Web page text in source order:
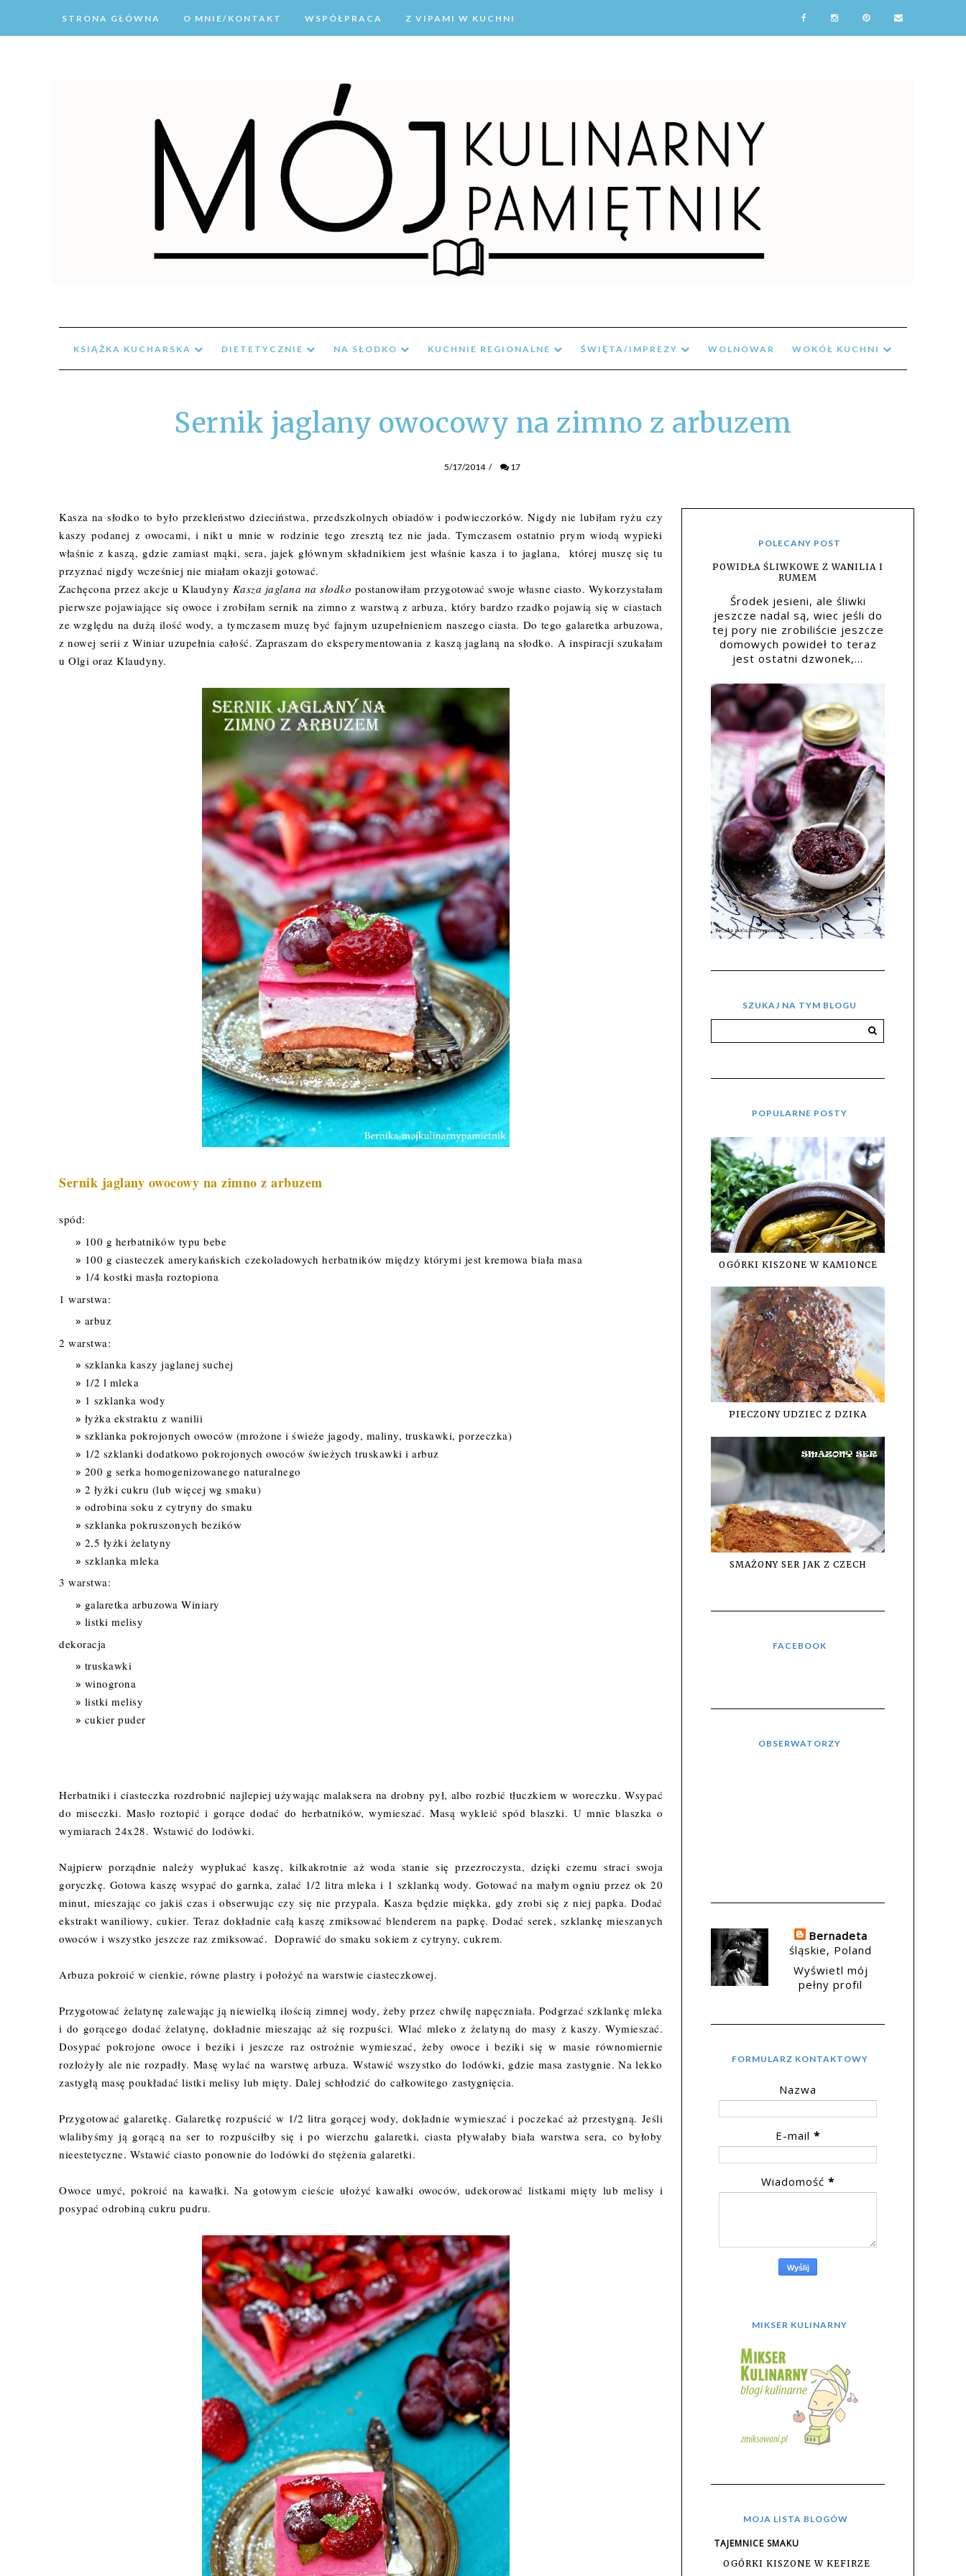
STRONA GŁÓWNA O MNIE/KONTAKT WSPÓŁPRACA Z VIPAMI W KUCHNI
KSIĄŻKA KUCHARSKA DIETETYCZNIE NA SŁODKO KUCHNIE REGIONALNE ŚWIĘTA/IMPREZY WOLNOWAR WOKÓŁ KUCHNI
Sernik jaglany owocowy na zimno z arbuzem
5/17/2014 / 17
Kasza na słodko to było przekleństwo dzieciństwa, przedszkolnych obiadów i podwieczorków. Nigdy nie lubiłam ryżu czy
kaszy podanej z owocami, i nikt u mnie w rodzinie tego zresztą tez nie jada. Tymczasem ostatnio prym wiodą wypieki
właśnie z kaszą, gdzie zamiast mąki, sera, jajek głównym składnikiem jest właśnie kasza i to jaglana, której muszę się tu
przyznać nigdy wcześniej nie miałam okazji gotować.
Zachęcona przez akcje u Klaudyny Kasza jaglana na słodko postanowiłam przygotować swoje własne ciasto. Wykorzystałam
pierwsze pojawiające się owoce i zrobiłam sernik na zimno z warstwą z arbuza, który bardzo rzadko pojawią się w ciastach
ze względu na dużą ilość wody, a tymczasem muzę być fajnym uzupełnieniem naszego ciasta. Do tego galaretka arbuzowa,
z nowej serii z Winiar uzupełnia całość. Zapraszam do eksperymentowania z kaszą jaglaną na słodko. A inspiracji szukałam
u Olgi oraz Klaudyny.
Sernik jaglany owocowy na zimno z arbuzem
spód:
100 g herbatników typu bebe
100 g ciasteczek amerykańskich czekoladowych herbatników między którymi jest kremowa biała masa
1/4 kostki masła roztopiona
1 warstwa:
arbuz
2 warstwa:
szklanka kaszy jaglanej suchej
1/2 l mleka
1 szklanka wody
łyżka ekstraktu z wanilii
szklanka pokrojonych owoców (mrożone i świeże jagody, maliny, truskawki, porzeczka)
1/2 szklanki dodatkowo pokrojonych owoców świeżych truskawki i arbuz
200 g serka homogenizowanego naturalnego
2 łyżki cukru (lub więcej wg smaku)
odrobina soku z cytryny do smaku
szklanka pokruszonych bezików
2,5 łyżki żelatyny
szklanka mleka
3 warstwa:
galaretka arbuzowa Winiary
listki melisy
dekoracja
truskawki
winogrona
listki melisy
cukier puder
Herbatniki i ciasteczka rozdrobnić najlepiej używając malaksera na drobny pył, albo rozbić tłuczkiem w woreczku. Wsypać
do miseczki. Masło roztopić i gorące dodać do herbatników, wymieszać. Masą wykleić spód blaszki.U mnie blaszka o
wymiarach 24x28. Wstawić do lodówki.
Najpierw porządnie należy wypłukać kaszę, kilkakrotnie aż woda stanie się przezroczysta, dzięki czemu straci swoja
goryczkę. Gotowa kaszę wsypać do garnka, zalać 1/2 litra mleka i 1 szklanką wody. Gotować na małym ogniu przez ok 20
minut, mieszając co jakiś czas i obserwując czy się nie przypala. Kasza będzie miękka, gdy zrobi się z niej papka. Dodać
ekstrakt waniliowy, cukier. Teraz dokładnie całą kaszę zmiksować blenderem na papkę. Dodać serek, szklankę mieszanych
owoców i wszystko jeszcze raz zmiksować. Doprawić do smaku sokiem z cytryny, cukrem.
Arbuza pokroić w cienkie, równe plastry i położyć na warstwie ciasteczkowej.
Przygotować żelatynę zalewając ją niewielką ilością zimnej wody, żeby przez chwilę napęczniała. Podgrzać szklankę mleka
i do gorącego dodać żelatynę, dokładnie mieszając aż się rozpuści. Wlać mleko z żelatyną do masy z kaszy. Wymieszać.
Dosypać pokrojone owoce i beziki i jeszcze raz ostrożnie wymieszać, żeby owoce i beziki się w masie równomiernie
rozłożyły ale nie rozpadły. Masę wylać na warstwę arbuza. Wstawić wszystko do lodówki, gdzie masa zastygnie. Na lekko
zastygłą masę poukładać listki melisy lub mięty. Dalej schłodzić do całkowitego zastygnięcia.
Przygotować galaretkę. Galaretkę rozpuścić w 1/2 litra gorącej wody, dokładnie wymieszać i poczekać aż przestygną. Jeśli
wlalibyśmy ją gorącą na ser to rozpuściłby się i po wierzchu galaretki, ciasta pływałaby biała warstwa sera, co byłoby
nieestetyczne. Wstawić ciasto ponownie do lodówki do stężenia galaretki.
Owoce umyć, pokroić na kawałki. Na gotowym cieście ułożyć kawałki owoców, udekorować listkami mięty lub melisy i
posypać odrobiną cukru pudru.
POLECANY POST
POWIDŁA ŚLIWKOWE Z WANILIA I
RUMEM
Środek jesieni, ale śliwki
jeszcze nadal są, wiec jeśli do
tej pory nie zrobiliście jeszcze
domowych powideł to teraz
jest ostatni dzwonek,...
SZUKAJ NA TYM BLOGU
POPULARNE POSTY
OGÓRKI KISZONE W KAMIONCE
PIECZONY UDZIEC Z DZIKA
SMAŻONY SER JAK Z CZECH
FACEBOOK
OBSERWATORZY
Bernadeta
śląskie, Poland
Wyświetl mój
pełny profil
FORMULARZ KONTAKTOWY
Nazwa
E-mail *
Wiadomość *
MIKSER KULINARNY
MOJA LISTA BLOGÓW
TAJEMNICE SMAKU
OGÓRKI KISZONE W KEFIRZE